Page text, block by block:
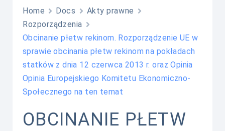
Home Docs
Akty prawne
Rozporządzenia
Obcinanie płetw rekinom. Rozporządzenie UE w
sprawie obcinania płetw rekinom na pokładach
statków z dnia 12 czerwca 2013 r. oraz Opinia
Opinia Europejskiego Komitetu Ekonomiczno-
Społecznego na ten temat
OBCINANIE PŁETW